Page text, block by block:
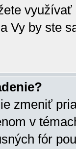
Vy by ste
zmeniť
v
fór